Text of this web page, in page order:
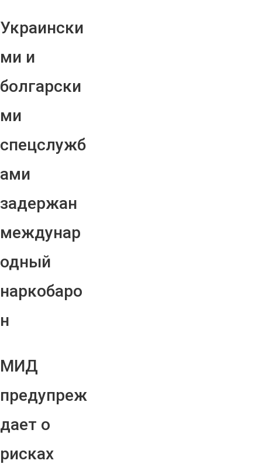
Украински
ми и
болгарски
ми
спецслужб
ами
задержан
междунар
одный
наркобаро
н
МИД
предупреж
дает о
рисках